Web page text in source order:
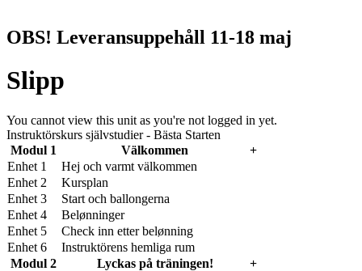
OBS! Leveransuppehåll 11-18 maj
Slipp
You cannot view this unit as you're not logged in yet.
Instruktörskurs självstudier - Bästa Starten
Modul 1
Välkommen
+
Enhet 1
Hej och varmt välkommen
Enhet 2
Kursplan
Enhet 3
Start och ballongerna
Enhet 4
Belønninger
Enhet 5
Check inn etter belønning
Enhet 6
Instruktörens hemliga rum
Modul 2
Lyckas på träningen!
+